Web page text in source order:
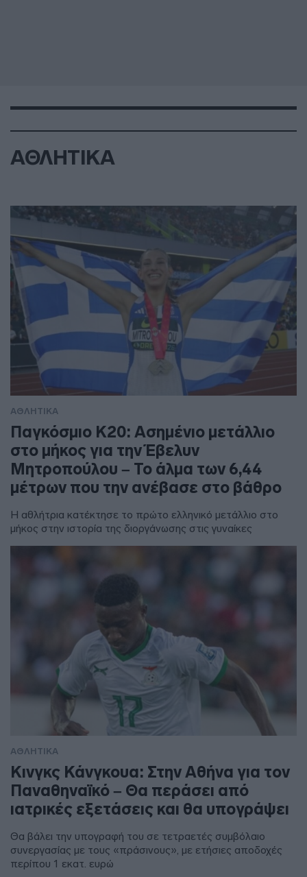
ΑΘΛΗΤΙΚΑ
ΑΘΛΗΤΙΚΑ
Παγκόσμιο Κ20: Ασημένιο μετάλλιο
στο μήκος για την Έβελυν
Μητροπούλου – Το άλμα των 6,44
μέτρων που την ανέβασε στο βάθρο
Η αθλήτρια κατέκτησε το πρώτο ελληνικό μετάλλιο στο
μήκος στην ιστορία της διοργάνωσης στις γυναίκες
ΑΘΛΗΤΙΚΑ
Κινγκς Κάνγκουα: Στην Αθήνα για τον
Παναθηναϊκό – Θα περάσει από
ιατρικές εξετάσεις και θα υπογράψει
Θα βάλει την υπογραφή του σε τετραετές συμβόλαιο
συνεργασίας με τους «πράσινους», με ετήσιες αποδοχές
περίπου 1 εκατ. ευρώ